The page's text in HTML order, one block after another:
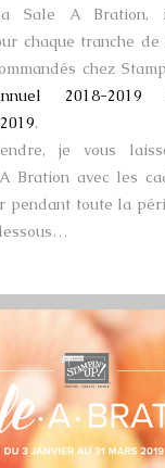
Sale A Bration, il
chaque tranche
chez
2018-2019
.
je vous
Bration avec les
pendant toute la